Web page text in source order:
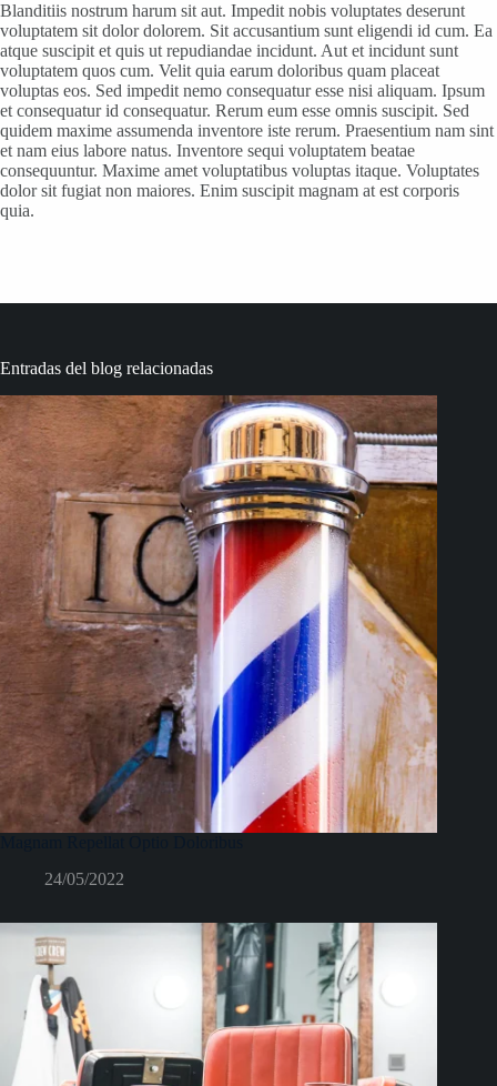
Blanditiis nostrum harum sit aut. Impedit nobis voluptates deserunt
voluptatem sit dolor dolorem. Sit accusantium sunt eligendi id cum. Ea
atque suscipit et quis ut repudiandae incidunt. Aut et incidunt sunt
voluptatem quos cum. Velit quia earum doloribus quam placeat
voluptas eos. Sed impedit nemo consequatur esse nisi aliquam. Ipsum
et consequatur id consequatur. Rerum eum esse omnis suscipit. Sed
quidem maxime assumenda inventore iste rerum. Praesentium nam sint
et nam eius labore natus. Inventore sequi voluptatem beatae
consequuntur. Maxime amet voluptatibus voluptas itaque. Voluptates
dolor sit fugiat non maiores. Enim suscipit magnam at est corporis
quia.
Entradas del blog relacionadas
24/05/2022